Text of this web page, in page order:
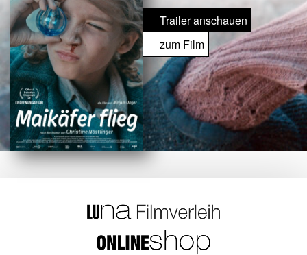
Trailer anschauen
zum Film